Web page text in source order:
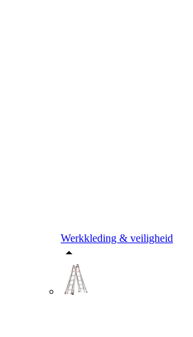
Werkkleding & veiligheid